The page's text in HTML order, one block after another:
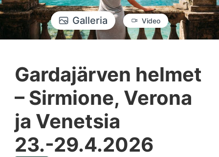
Galleria Video
Gardajärven helmet
– Sirmione, Verona
ja Venetsia
23.-29.4.2026